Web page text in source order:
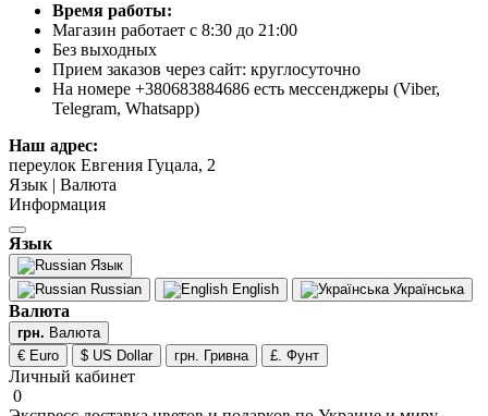
Время работы:
Магазин работает с 8:30 до 21:00
Без выходных
Прием заказов через сайт: круглосуточно
На номере +380683884686 есть мессенджеры (Viber,
Telegram, Whatsapp)
Наш адрес:
переулок Евгения Гуцала, 2
Язык | Валюта
Информация
Язык
Язык
Russian
English Українська
Валюта
грн. Валюта
€ Euro
$ US Dollar грн. Гривна £. Фунт
Личный кабинет
0